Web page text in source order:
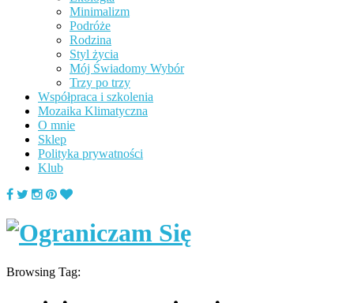
Minimalizm
Podróże
Rodzina
Styl życia
Mój Świadomy Wybór
Trzy po trzy
Współpraca i szkolenia
Mozaika Klimatyczna
O mnie
Sklep
Polityka prywatności
Klub
Browsing Tag: